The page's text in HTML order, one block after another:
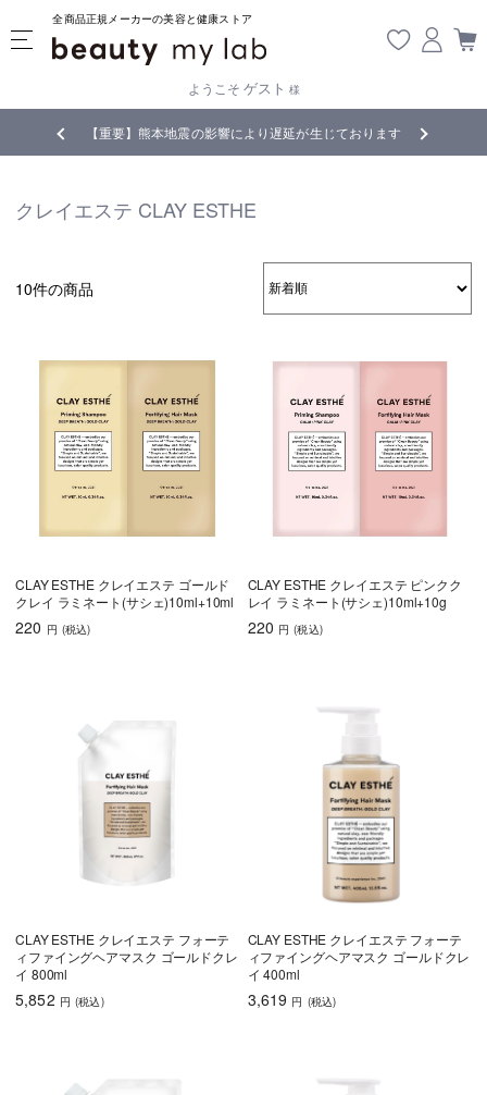
全商品正規メーカーの美容と健康ストア
ようこそ ゲスト 様
【重要】熊本地震の影響により遅延が生じております
クレイエステ CLAY ESTHE
10件の商品
CLAY ESTHE クレイエステ ゴールド
クレイ ラミネート(サシェ)10ml+10ml
220 円 (税込)
CLAY ESTHE クレイエステ ピンクク
レイ ラミネート(サシェ)10ml+10g
220 円 (税込)
CLAY ESTHE クレイエステ フォーテ
ィファイングヘアマスク ゴールドクレ
イ 800ml
5,852 円 (税込)
CLAY ESTHE クレイエステ フォーテ
ィファイングヘアマスク ゴールドクレ
イ 400ml
3,619 円 (税込)